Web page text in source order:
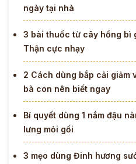
ngày tại nhà
3 bài thuốc từ cây hồng bì
Thận cực nhạy
2 Cách dùng bắp cải giảm
bà con nên biết ngay
Bí quyết dùng 1 nắm đậu
lưng mỏi gối
3 mẹo dùng Đinh hương